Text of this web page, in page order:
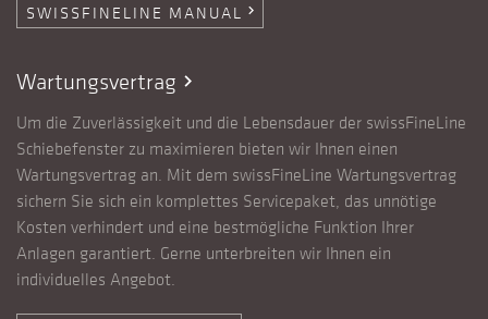
SWISSFINELINE MANUAL chevron_right
Wartungsvertrag chevron_right
Um die Zuverlässigkeit und die Lebensdauer der swissFineLine
Schiebefenster zu maximieren bieten wir Ihnen einen
Wartungsvertrag an. Mit dem swissFineLine Wartungsvertrag
sichern Sie sich ein komplettes Servicepaket, das unnötige
Kosten verhindert und eine bestmögliche Funktion Ihrer
Anlagen garantiert. Gerne unterbreiten wir Ihnen ein
individuelles Angebot.